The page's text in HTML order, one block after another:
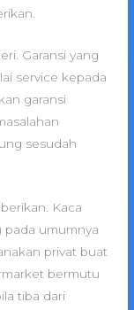
Garansi yang
service kepada
garansi
sesudah
Kaca
pada umumnya
privat buat
bermutu
tiba dari